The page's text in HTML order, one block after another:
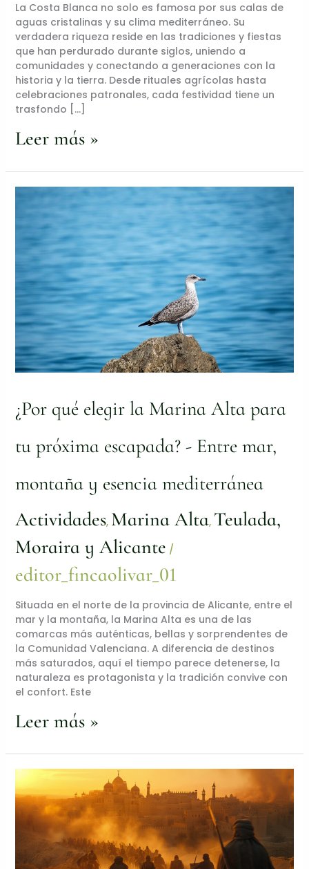
La Costa Blanca no solo es famosa por sus calas de
aguas cristalinas y su clima mediterráneo. Su
verdadera riqueza reside en las tradiciones y fiestas
que han perdurado durante siglos, uniendo a
comunidades y conectando a generaciones con la
historia y la tierra. Desde rituales agrícolas hasta
celebraciones patronales, cada festividad tiene un
trasfondo […]
Leer más »
¿Por qué elegir la Marina Alta para
tu próxima escapada? - Entre mar,
montaña y esencia mediterránea
Actividades, Marina Alta, Teulada,
Moraira y Alicante /
editor_fincaolivar_01
Situada en el norte de la provincia de Alicante, entre el
mar y la montaña, la Marina Alta es una de las
comarcas más auténticas, bellas y sorprendentes de
la Comunidad Valenciana. A diferencia de destinos
más saturados, aquí el tiempo parece detenerse, la
naturaleza es protagonista y la tradición convive con
el confort. Este
¿Por
qué
elegir
la
Marina
Alta
para
tu
próxima
escapada?
-
Entre
mar,
esencia
mediterránea
Leer más »
Fiesta
de
Moros
y
Cristianos
-
¿Qué